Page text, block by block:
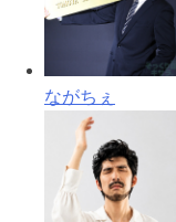
ながちぇ